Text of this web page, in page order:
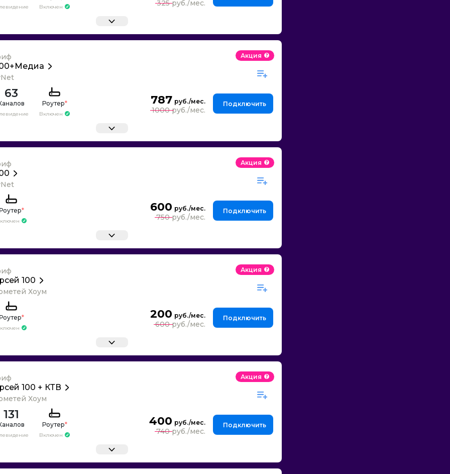
Включен 325
Акция
63
Роутер*
Включен
787
1000
Подключить
Акция
* 600
750
Подключить
100
Хоум
Акция
* 200
600
Подключить
100 + КТВ
Хоум
Акция
131
Роутер*
Включен
400
740
Подключить